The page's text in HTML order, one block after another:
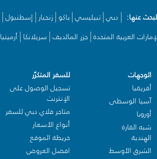
عنها: دبي تبيليسي باكو زنجبار إسطنبول
العربية المتحدة جزر المالديف سريلانكا أرمينيا
الوجهات
أفريقيا
آسيا الوسطى
أوروبا
شبه القارة
الهندية
الشرق الأوسط
للسفر المتكرّر
تسجيل الوصول على
الإنترنت
متاجر فلاي دبي للسفر
أنواع الأسعار
خريطة الموقع
افضل العروض